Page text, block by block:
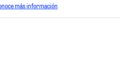
más información